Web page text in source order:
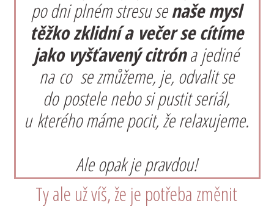
po dni plném stresu senaše mysl
těžko zklidní a večer se cítíme
jako vyšťavený citróna jediné
na co se zmůžeme, je, odvalit se
do postele nebo si pustit seriál,
u kterého máme pocit, že relaxujeme.
Ale opak je pravdou!
Ty ale už víš, že je potřeba změnit